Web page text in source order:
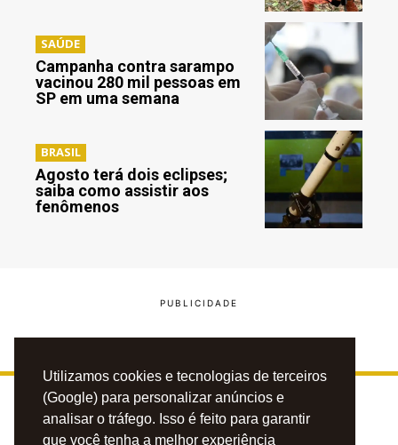
Utilizamos cookies e tecnologias de terceiros
(Google) para personalizar anúncios e
analisar o tráfego. Isso é feito para garantir
que você tenha a melhor experiência
SAÚDE
Campanha contra sarampo
vacinou 280 mil pessoas em
SP em uma semana
BRASIL
Agosto terá dois eclipses;
saiba como assistir aos
fenômenos